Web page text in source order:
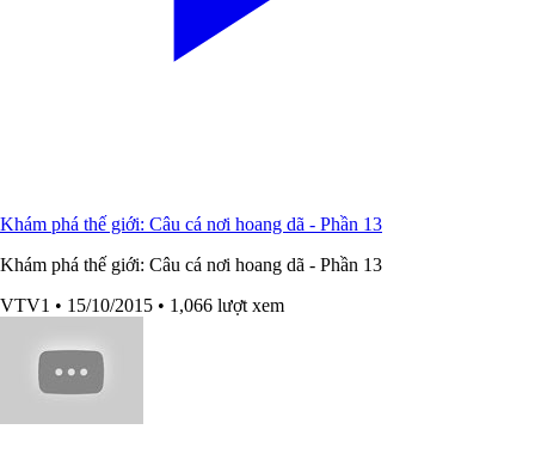
Khám phá thế giới: Câu cá nơi hoang dã - Phần 13
Khám phá thế giới: Câu cá nơi hoang dã - Phần 13
VTV1 • 15/10/2015 • 1,066 lượt xem